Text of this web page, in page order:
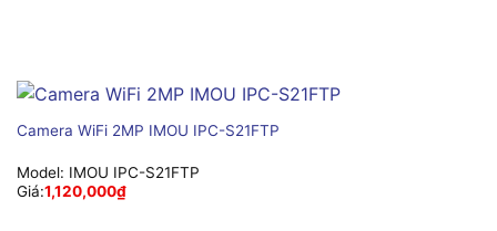
Camera WiFi 2MP IMOU IPC-S21FTP
Model: IMOU IPC-S21FTP
Giá:1,120,000₫